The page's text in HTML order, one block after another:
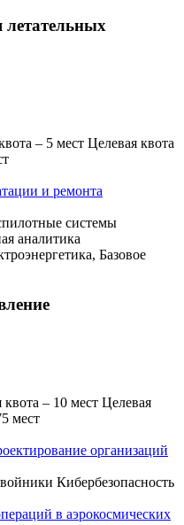
летательных
– 5 мест Целевая квота
и ремонта
системы
аналитика
Базовое
квота – 10 мест Целевая
мест
организаций
Кибербезопасность
в аэрокосмических